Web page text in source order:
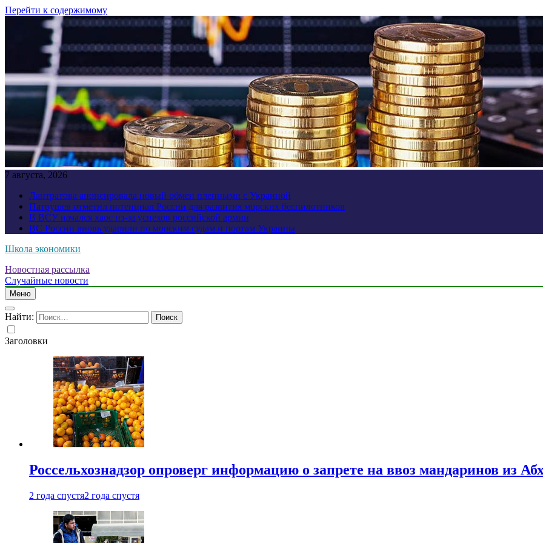
Перейти к содержимому
7 августа, 2026
Лантратова анонсировала новый обмен пленными с Украиной
Патрушев отметил потенциал России для развития морских беспилотников
В ВСУ начался хаос из-за успехов российской армии
ВС России вновь ударили по морским судам и портам Украины
Школа экономики
Новостная рассылка
Случайные новости
Меню
Найти:
Заголовки
Россельхознадзор опроверг информацию о запрете на ввоз мандаринов из
2 года спустя2 года спустя